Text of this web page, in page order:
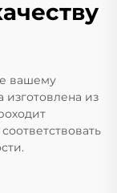
вашему
изготовлена из